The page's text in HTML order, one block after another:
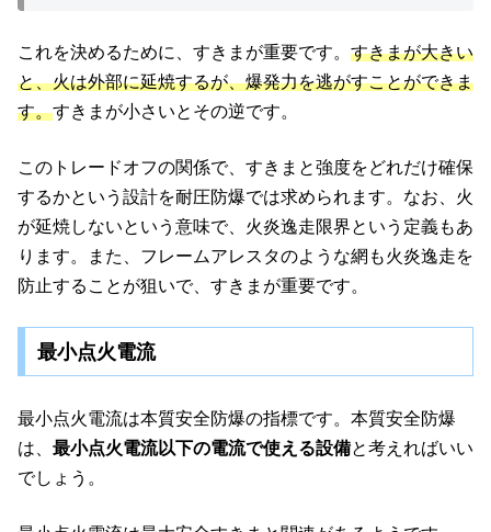
これを決めるために、すきまが重要です。 すきまが大きい
と、火は外部に延焼するが、爆発力を逃がすことができま
す。すきまが小さいとその逆です。
このトレードオフの関係で、すきまと強度をどれだけ確保
するかという設計を耐圧防爆では求められます。なお、火
が延焼しないという意味で、火炎逸走限界という定義もあ
ります。また、フレームアレスタのような網も火炎逸走を
防止することが狙いで、すきまが重要です。
最小点火電流
最小点火電流は本質安全防爆の指標です。本質安全防爆
は、 最小点火電流以下の電流で使える設備と考えればいい
でしょう。